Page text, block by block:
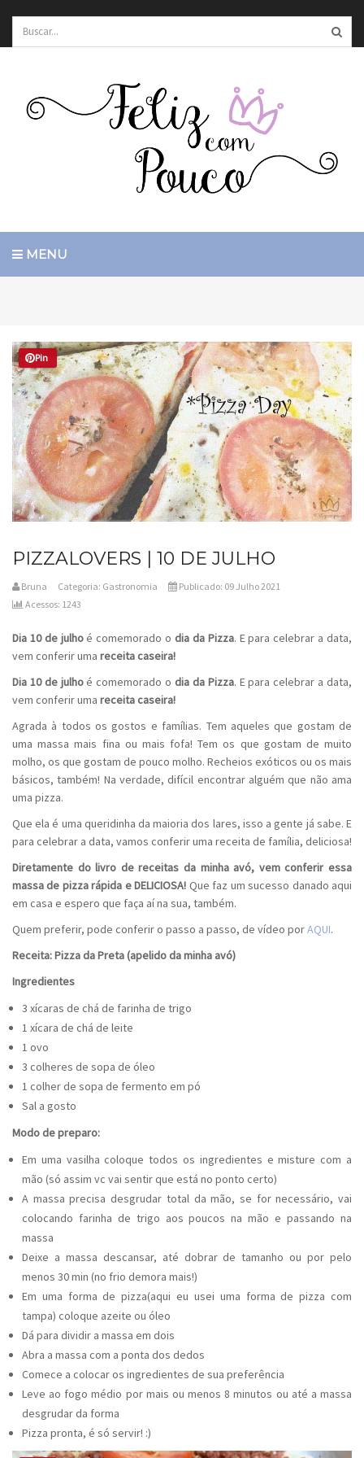
MENU
Pin
PIZZALOVERS | 10 DE JULHO
Bruna Categoria: Gastronomia
Publicado: 09 Julho 2021
Acessos: 1243
Dia 10 de julhoé comemorado o dia da Pizza. E para celebrar a data,
vem conferir uma receita caseira!
Dia 10 de julhoé comemorado o dia da Pizza. E para celebrar a data,
vem conferir uma receita caseira!
Agrada à todos os gostos e famílias. Tem aqueles que gostam de
uma massa mais fina ou mais fofa! Tem os que gostam de muito
molho, os que gostam de pouco molho. Recheios exóticos ou os mais
básicos, também! Na verdade, difícil encontrar alguém que não ama
uma pizza.
Que ela é uma queridinha da maioria dos lares, isso a gente já sabe. E
para celebrar a data, vamos conferir uma receita de família, deliciosa!
Diretamente do livro de receitas da minha avó, vem conferir essa
massa de pizza rápida e DELICIOSA! Que faz um sucesso danado aqui
em casa e espero que faça aí na sua, também.
Quem preferir, pode conferir o passo a passo, de vídeo porAQUI.
Receita: Pizza da Preta (apelido da minha avó)
Ingredientes
3 xícaras de chá de farinha de trigo
1 xícara de chá de leite
1 ovo
3 colheres de sopa de óleo
1 colher de sopa de fermento em pó
Sal a gosto
Modo de preparo:
Em uma vasilha coloque todos os ingredientes e misture com a
mão (só assim vc vai sentir que está no ponto certo)
A massa precisa desgrudar total da mão, se for necessário, vai
colocando farinha de trigo aos poucos na mão e passando na
massa
Deixe a massa descansar, até dobrar de tamanho ou por pelo
menos 30 min (no frio demora mais!)
Em uma forma de pizza(aqui eu usei uma forma de pizza com
tampa) coloque azeite ou óleo
Dá para dividir a massa em dois
Abra a massa com a ponta dos dedos
Comece a colocar os ingredientes de sua preferência
Leve ao fogo médio por mais ou menos 8 minutos ou até a massa
desgrudar da forma
Pizza pronta, é só servir! :)